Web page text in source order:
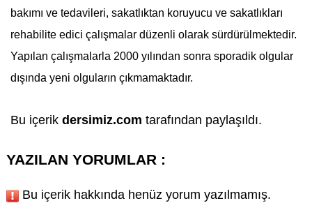
bakımı ve tedavileri, sakatlıktan koruyucu ve sakatlıkları
rehabilite edici çalışmalar düzenli olarak sürdürülmektedir.
Yapılan çalışmalarla 2000 yılından sonra sporadik olgular
dışında yeni olguların çıkmamaktadır.
Bu içerik dersimiz.com tarafından paylaşıldı.
YAZILAN YORUMLAR :
Bu içerik hakkında henüz yorum yazılmamış.